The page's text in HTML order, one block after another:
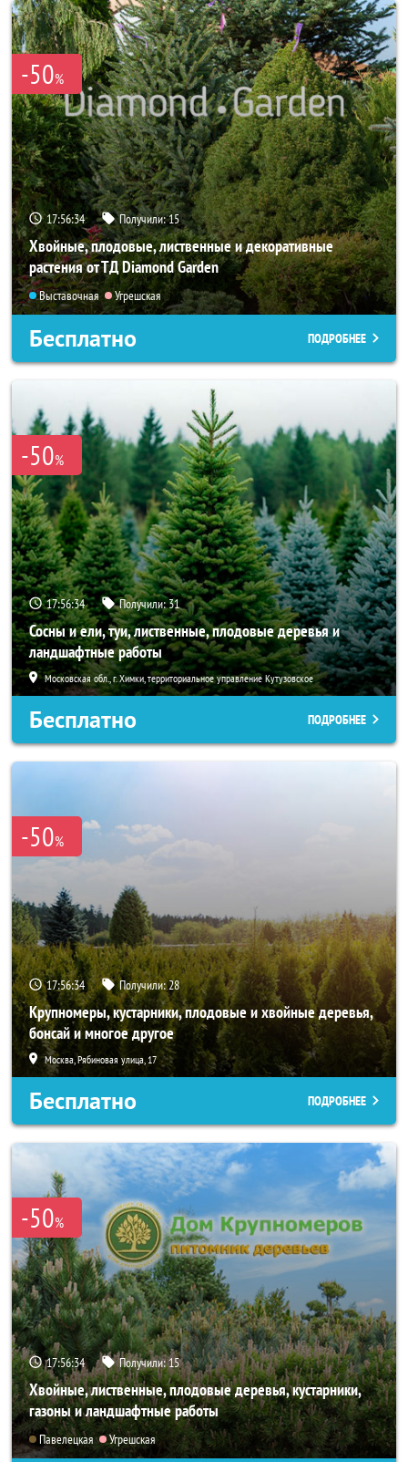
-50%
17:56:32 Получили:15
Хвойные, плодовые, лиственные и декоративные
растения от ТД Diamond Garden
Выставочная Угрешская
Бесплатно ПОДРОБНЕЕ
-50%
17:56:32 Получили:31
Сосны и ели, туи, лиственные, плодовые деревья и
ландшафтные работы
Московская обл., г. Химки, территориальное управление Кутузовское
Бесплатно ПОДРОБНЕЕ
-50%
17:56:32 Получили:28
Крупномеры, кустарники, плодовые и хвойные деревья,
бонсай и многое другое
Москва, Рябиновая улица, 17
Бесплатно ПОДРОБНЕЕ
-50%
17:56:32 Получили:15
Хвойные, лиственные, плодовые деревья, кустарники,
газоны и ландшафтные работы
Павелецкая Угрешская